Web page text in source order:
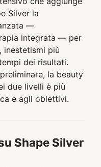
Silver la
—
integrata — per
inestetismi più
dei risultati.
la beauty
due livelli è più
e agli obiettivi.
Shape Silver